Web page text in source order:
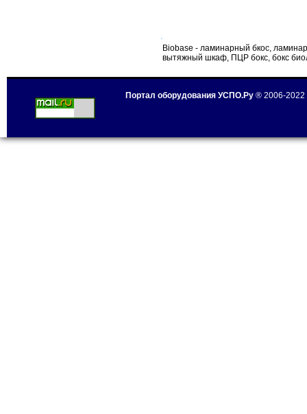
Biobase - ламинарный бкос,
вытяжный шкаф, ПЦР бокс, бокс
Портал оборудования УСПО.Ру ® 2006-2022